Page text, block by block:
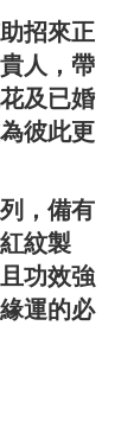
招來正
人，帶
及已婚
彼此更
，備有
紋製
功效強
運的必